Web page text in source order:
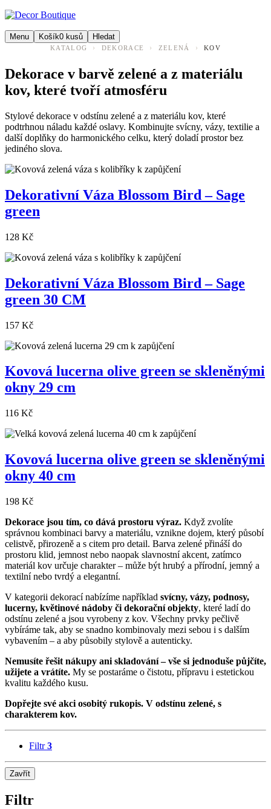
Menu Košík0 kusů Hledat
KATALOG › DEKORACE › ZELENÁ › KOV
Dekorace v barvě zelené a z materiálu
kov, které tvoří atmosféru
Stylové dekorace v odstínu zelené a z materiálu kov, které
podtrhnou náladu každé oslavy. Kombinujte svícny, vázy, textilie a
další doplňky do harmonického celku, který doladí prostor bez
jediného slova.
Dekorativní Váza Blossom Bird – Sage
green
128 Kč
Dekorativní Váza Blossom Bird – Sage
green 30 CM
157 Kč
Kovová lucerna olive green se skleněnými
okny 29 cm
116 Kč
Kovová lucerna olive green se skleněnými
okny 40 cm
198 Kč
Dekorace jsou tím, co dává prostoru výraz. Když zvolíte
správnou kombinaci barvy a materiálu, vznikne dojem, který působí
celistvě, přirozeně a s citem pro detail. Barva zelené přináší do
prostoru klid, jemnost nebo naopak slavnostní akcent, zatímco
materiál kov určuje charakter – může být hrubý a přírodní, jemný a
textilní nebo tvrdý a elegantní.
V kategorii dekorací nabízíme například svícny, vázy, podnosy,
lucerny, květinové nádoby či dekorační objekty, které ladí do
odstínu zelené a jsou vyrobeny z kov. Všechny prvky pečlivě
vybíráme tak, aby se snadno kombinovaly mezi sebou i s dalším
vybavením – a aby působily stylově a autenticky.
Nemusíte řešit nákupy ani skladování – vše si jednoduše půjčíte,
užijete a vrátíte. My se postaráme o čistotu, přípravu i estetickou
kvalitu každého kusu.
Dopřejte své akci osobitý rukopis. V odstínu zelené, s
charakterem kov.
Filtr3
Zavřít
Filtr